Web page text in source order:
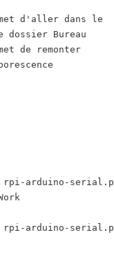
d'aller dans le
dossier Bureau
remonter
arduino-